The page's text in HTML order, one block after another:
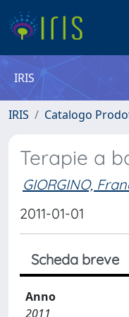
IRIS
IRIS Catalogo
Terapie a
GIORGINO,
2011-01-01
Scheda breve
Anno
2011